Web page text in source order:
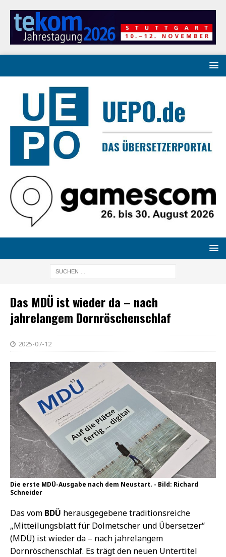
Das MDÜ ist wieder da – nach
jahrelangem Dornröschenschlaf
2025-07-12
Die erste MDÜ-Ausgabe nach dem Neustart. - Bild: Richard
Schneider
Das vom BDÜ herausgegebene traditionsreiche
„Mitteilungsblatt für Dolmetscher und Übersetzer“
(MDÜ) ist wieder da – nach jahrelangem
Dornröschenschlaf. Es trägt den neuen Untertitel